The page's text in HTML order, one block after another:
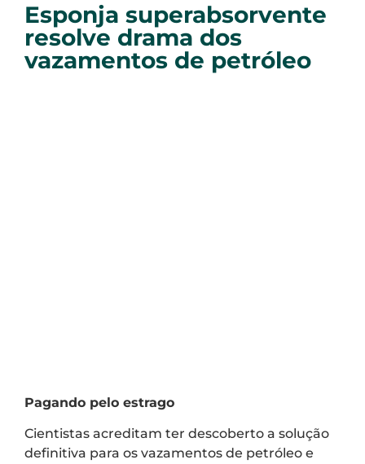
Esponja superabsorvente
resolve drama dos
vazamentos de petróleo
Pagando pelo estrago
Cientistas acreditam ter descoberto a solução
definitiva para os vazamentos de petróleo e